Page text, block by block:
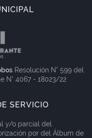
Resolución N° 599 del
N° 4067 - 18023/22
SERVICIO
y/o parcial del
por del Álbum de